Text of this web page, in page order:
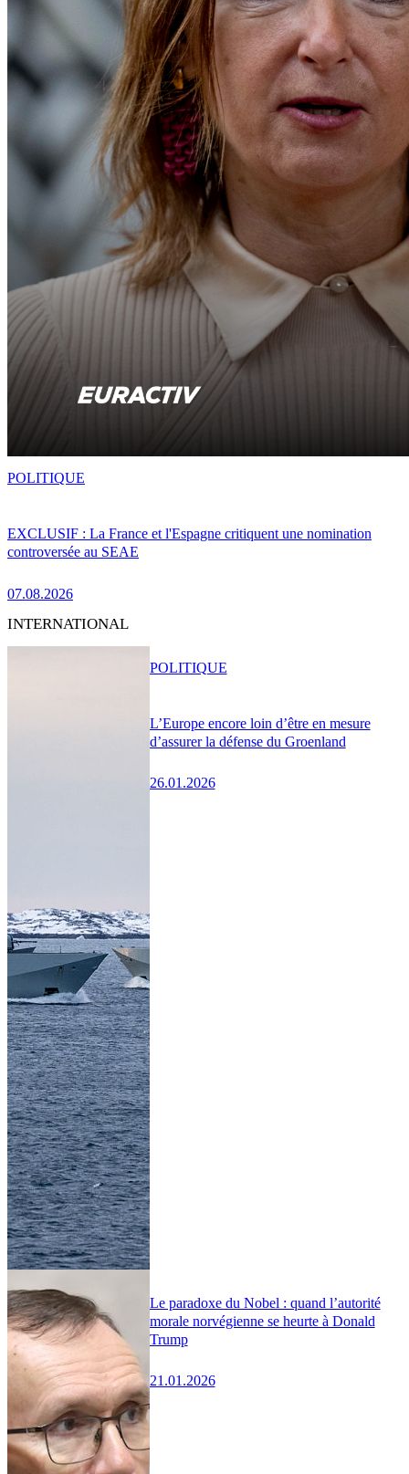
EXCLUSIF : La France et l'Espagne critiquent une nomination
controversée au SEAE
07.08.2026
POLITIQUE
INTERNATIONAL
L’Europe encore loin d’être en mesure
d’assurer la défense du Groenland
26.01.2026
POLITIQUE
Le paradoxe du Nobel : quand l’autorité
morale norvégienne se heurte à Donald
Trump
21.01.2026